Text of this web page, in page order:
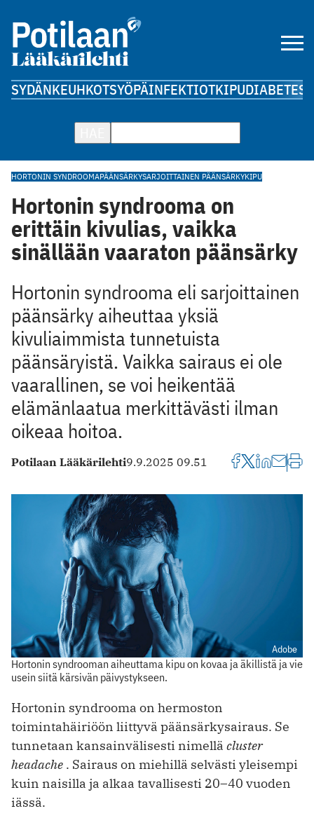
SYDÄNKEUHKOTSYÖPÄINFEKTIOTKIPUDIABETES
HORTONIN SYNDROOMAPÄÄNSÄRKYSARJOITTAINEN PÄÄNSÄRKYKIPU
Hortonin syndrooma on
erittäin kivulias, vaikka
sinällään vaaraton päänsärky
Hortonin syndrooma eli sarjoittainen
päänsärky aiheuttaa yksiä
kivuliaimmista tunnetuista
päänsäryistä. Vaikka sairaus ei ole
vaarallinen, se voi heikentää
elämänlaatua merkittävästi ilman
oikeaa hoitoa.
Potilaan Lääkärilehti9.9.2025 09.51
Adobe
Hortonin syndrooman aiheuttama kipu on kovaa ja äkillistä ja vie
usein siitä kärsivän päivystykseen.
Hortonin syndrooma on hermoston
toimintahäiriöön liittyvä päänsärkysairaus. Se
tunnetaan kansainvälisesti nimellä cluster
headache . Sairaus on miehillä selvästi yleisempi
kuin naisilla ja alkaa tavallisesti 20–40 vuoden
iässä.